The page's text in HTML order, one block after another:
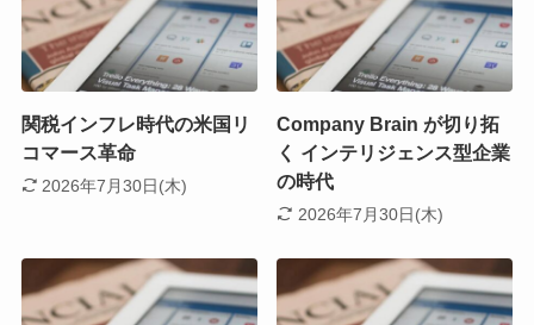
関税インフレ時代の米国リ
コマース革命
2026年7月30日(木)
Company Brain が切り拓
く インテリジェンス型企業
の時代
2026年7月30日(木)